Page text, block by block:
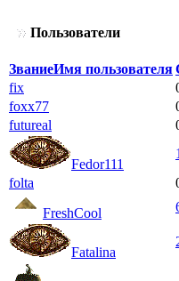
Пользователи
ЗваниеИмя пользователя
fix
foxx77
futureal
Fedor111
1
folta
FreshCool
Fatalina